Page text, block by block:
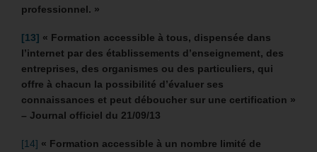
professionnel. »
[13] « Formation accessible à tous, dispensée dans
l’internet par des établissements d’enseignement, des
entreprises, des organismes ou des particuliers, qui
offre à chacun la possibilité d’évaluer ses
connaissances et peut déboucher sur une certification »
– Journal officiel du 21/09/13
[14] « Formation accessible à un nombre limité de